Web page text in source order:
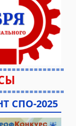
СПО-2025